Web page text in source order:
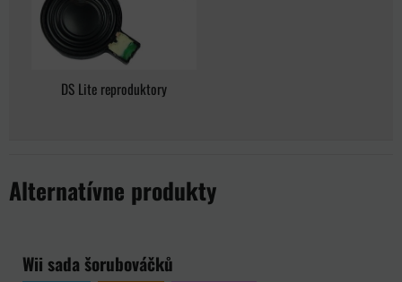
DS Lite reproduktory
Alternatívne produkty
Wii sada šorubováčků